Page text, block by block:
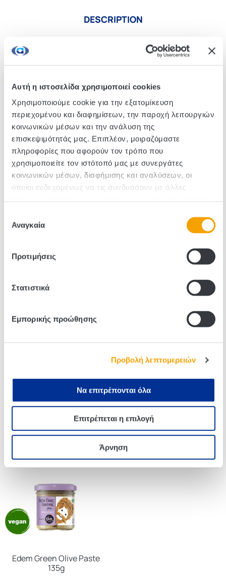
Αυτή η ιστοσελίδα χρησιμοποιεί cookies
Χρησιμοποιούμε cookie για την εξατομίκευση
περιεχομένου και διαφημίσεων, την παροχή λειτουργιών
κοινωνικών μέσων και την ανάλυση της
επισκεψιμότητάς μας. Επιπλέον, μοιραζόμαστε
πληροφορίες που αφορούν τον τρόπο που
χρησιμοποιείτε τον ιστότοπό μας με συνεργάτες
κοινωνικών μέσων, διαφήμισης και αναλύσεων, οι
οποίοι ενδεχομένως να τις συνδυάσουν με άλλες
των υπηρεσιών τους.
συγκατάθεσης
Αναγκαία
Προτιμήσεις
Στατιστικά
Εμπορικής προώθησης
Προβολή λεπτομερειών
Να επιτρέπονται όλα
Επιτρέπεται η επιλογή
Άρνηση
DESCRIPTION
olives stuffed with peppers, but also with almonds in
a jar. A Greek product from the Garden of Edem.
touch to salads, sandwiches and sauces.
SKU :210606
Pieces/Box: 12
Edem Green Olives Spicy
200g
Edem Kalamon Olives 200g
Edem Green Olive Paste
135g